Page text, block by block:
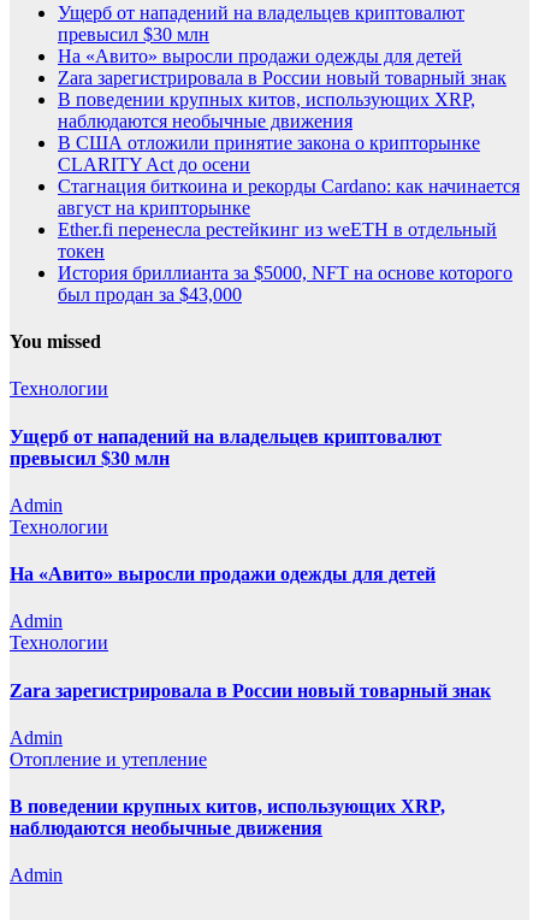
Ущерб от нападений на владельцев криптовалют
превысил $30 млн
На «Авито» выросли продажи одежды для детей
Zara зарегистрировала в России новый товарный знак
В поведении крупных китов, использующих XRP,
наблюдаются необычные движения
В США отложили принятие закона о крипторынке
CLARITY Act до осени
Стагнация биткоина и рекорды Cardano: как начинается
август на крипторынке
Ether.fi перенесла рестейкинг из weETH в отдельный
токен
История бриллианта за $5000, NFT на основе которого
был продан за $43,000
You missed
Технологии
Ущерб от нападений на владельцев криптовалют
превысил $30 млн
Admin
Технологии
На «Авито» выросли продажи одежды для детей
Admin
Технологии
Zara зарегистрировала в России новый товарный знак
Admin
Отопление и утепление
В поведении крупных китов, использующих XRP,
наблюдаются необычные движения
Admin